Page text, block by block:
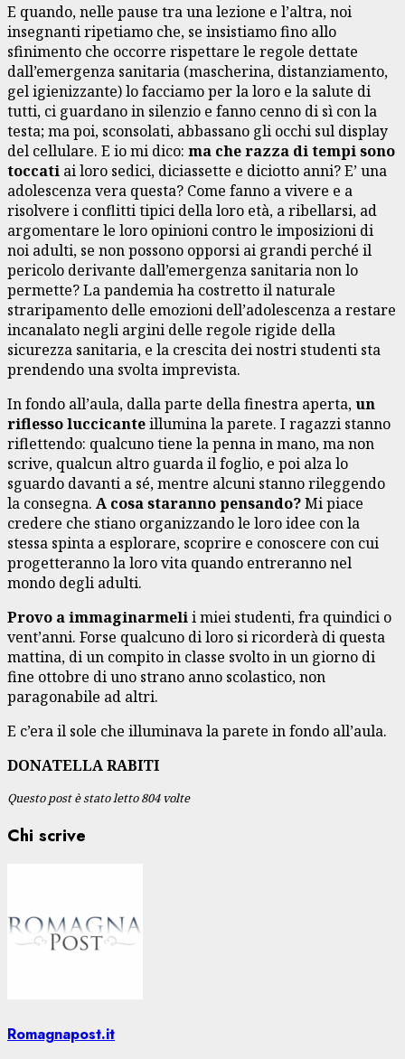
E quando, nelle pause tra una lezione e l’altra, noi
insegnanti ripetiamo che, se insistiamo fino allo
sfinimento che occorre rispettare le regole dettate
dall’emergenza sanitaria (mascherina, distanziamento,
gel igienizzante) lo facciamo per la loro e la salute di
tutti, ci guardano in silenzio e fanno cenno di sì con la
testa; ma poi, sconsolati, abbassano gli occhi sul display
del cellulare. E io mi dico: ma che razza di tempi sono
toccati ai loro sedici, diciassette e diciotto anni? E’ una
adolescenza vera questa? Come fanno a vivere e a
risolvere i conflitti tipici della loro età, a ribellarsi, ad
argomentare le loro opinioni contro le imposizioni di
noi adulti, se non possono opporsi ai grandi perché il
pericolo derivante dall’emergenza sanitaria non lo
permette? La pandemia ha costretto il naturale
straripamento delle emozioni dell’adolescenza a restare
incanalato negli argini delle regole rigide della
sicurezza sanitaria, e la crescita dei nostri studenti sta
prendendo una svolta imprevista.
In fondo all’aula, dalla parte della finestra aperta,un
riflesso luccicanteillumina la parete. I ragazzi stanno
riflettendo: qualcuno tiene la penna in mano, ma non
scrive, qualcun altro guarda il foglio, e poi alza lo
sguardo davanti a sé, mentre alcuni stanno rileggendo
la consegna. A cosa staranno pensando?Mi piace
credere che stiano organizzando le loro idee con la
stessa spinta a esplorare, scoprire e conoscere con cui
progetteranno la loro vita quando entreranno nel
mondo degli adulti.
Provo a immaginarmelii miei studenti, fra quindici o
vent’anni. Forse qualcuno di loro si ricorderà di questa
mattina, di un compito in classe svolto in un giorno di
fine ottobre di uno strano anno scolastico, non
paragonabile ad altri.
E c’era il sole che illuminava la parete in fondo all’aula.
DONATELLA RABITI
Questo post è stato letto 804 volte
Chi scrive
Romagnapost.it